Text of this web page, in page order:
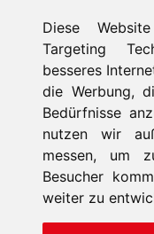
Diese
Targeting
besseres
die Werbung,
Bedürfnisse
nutzen wir
messen, um
Besucher
weiter zu
Fonmar Group